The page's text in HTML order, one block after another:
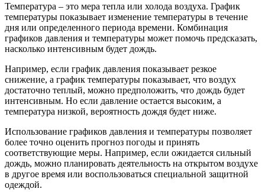
Температура – это мера тепла или холода воздуха. График
температуры показывает изменение температуры в течение
дня или определенного периода времени. Комбинация
графиков давления и температуры может помочь предсказать,
насколько интенсивным будет дождь.
Например, если график давления показывает резкое
снижение, а график температуры показывает, что воздух
достаточно теплый, можно предположить, что дождь будет
интенсивным. Но если давление остается высоким, а
температура низкой, вероятность дождя будет ниже.
Использование графиков давления и температуры позволяет
более точно оценить прогноз погоды и принять
соответствующие меры. Например, если ожидается сильный
дождь, можно планировать деятельность на открытом воздухе
в другое время или воспользоваться специальной защитной
одеждой.